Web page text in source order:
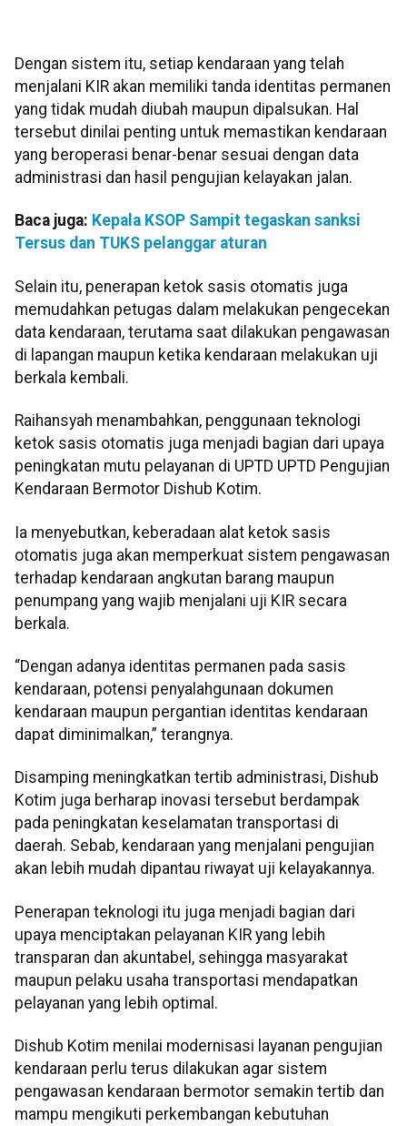
Dengan sistem itu, setiap kendaraan yang telah
menjalani KIR akan memiliki tanda identitas permanen
yang tidak mudah diubah maupun dipalsukan. Hal
tersebut dinilai penting untuk memastikan kendaraan
yang beroperasi benar-benar sesuai dengan data
administrasi dan hasil pengujian kelayakan jalan.
Baca juga: Kepala KSOP Sampit tegaskan sanksi
Tersus dan TUKS pelanggar aturan
Selain itu, penerapan ketok sasis otomatis juga
memudahkan petugas dalam melakukan pengecekan
data kendaraan, terutama saat dilakukan pengawasan
di lapangan maupun ketika kendaraan melakukan uji
berkala kembali.
Raihansyah menambahkan, penggunaan teknologi
ketok sasis otomatis juga menjadi bagian dari upaya
peningkatan mutu pelayanan di UPTD UPTD Pengujian
Kendaraan Bermotor Dishub Kotim.
Ia menyebutkan, keberadaan alat ketok sasis
otomatis juga akan memperkuat sistem pengawasan
terhadap kendaraan angkutan barang maupun
penumpang yang wajib menjalani uji KIR secara
berkala.
“Dengan adanya identitas permanen pada sasis
kendaraan, potensi penyalahgunaan dokumen
kendaraan maupun pergantian identitas kendaraan
dapat diminimalkan,” terangnya.
Disamping meningkatkan tertib administrasi, Dishub
Kotim juga berharap inovasi tersebut berdampak
pada peningkatan keselamatan transportasi di
daerah. Sebab, kendaraan yang menjalani pengujian
akan lebih mudah dipantau riwayat uji kelayakannya.
Penerapan teknologi itu juga menjadi bagian dari
upaya menciptakan pelayanan KIR yang lebih
transparan dan akuntabel, sehingga masyarakat
maupun pelaku usaha transportasi mendapatkan
pelayanan yang lebih optimal.
Dishub Kotim menilai modernisasi layanan pengujian
kendaraan perlu terus dilakukan agar sistem
pengawasan kendaraan bermotor semakin tertib dan
mampu mengikuti perkembangan kebutuhan